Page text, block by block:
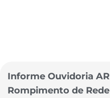
Informe Ouvidoria
Rompimento de